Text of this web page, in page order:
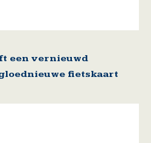
een vernieuwd
fietskaart